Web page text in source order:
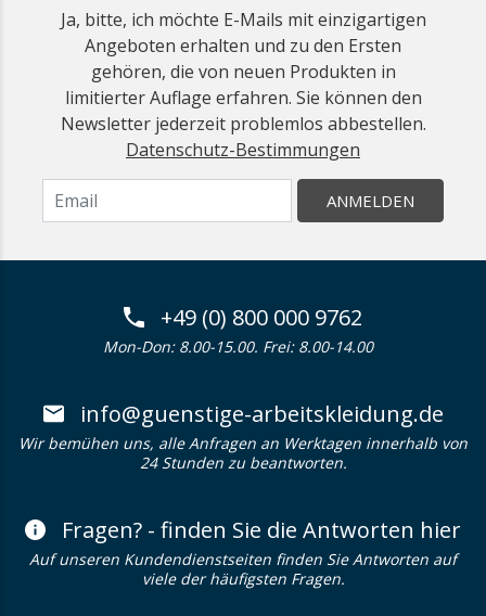
Ja, bitte, ich möchte E-Mails mit einzigartigen
Angeboten erhalten und zu den Ersten
gehören, die von neuen Produkten in
limitierter Auflage erfahren. Sie können den
Newsletter jederzeit problemlos abbestellen.
Datenschutz-Bestimmungen
ANMELDEN
+49 (0) 800 000 9762
Mon-Don: 8.00-15.00. Frei: 8.00-14.00
info@guenstige-arbeitskleidung.de
Wir bemühen uns, alle Anfragen an Werktagen innerhalb von
24 Stunden zu beantworten.
Fragen? - finden Sie die Antworten hier
Auf unseren Kundendienstseiten finden Sie Antworten auf
viele der häufigsten Fragen.